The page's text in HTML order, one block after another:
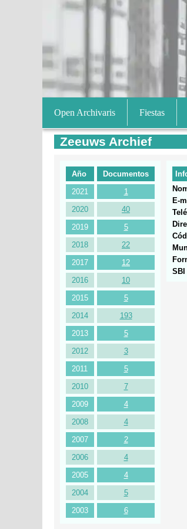
Open Archivaris Fiestas
Zeeuws Archief
Año
Documentos
2021
1
2020
40
2019
5
2018
22
2017
12
2016
10
2015
5
2014
193
2013
5
2012
3
2011
5
2010
7
2009
4
2008
4
2007
2
2006
4
2005
4
2004
5
2003
6
E-
SBI